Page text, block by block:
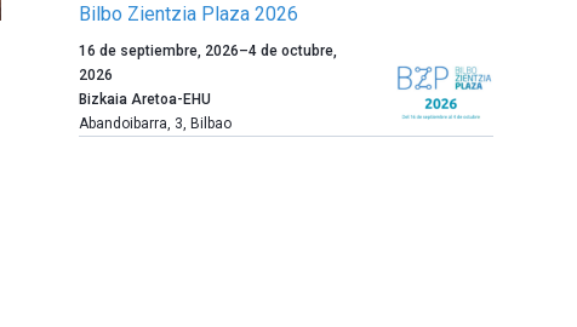
Bilbo Zientzia Plaza 2026
Un
año
más,
Bilbao
16 de septiembre, 2026–4 de octubre,
2026
Bizkaia Aretoa-EHU
Abandoibarra, 3, Bilbao